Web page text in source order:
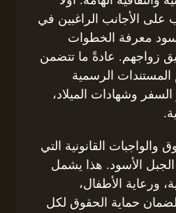
الأجانب الراغبين في
معرفة الخطوات
زواجهم. عادةً ما تتضمن
الرسمية
وشهادات الميلاد،
والواجبات القانونية التي
الأسود. هذا يشمل
ورعاية الأطفال،
لضمان حماية الحقوق لكل